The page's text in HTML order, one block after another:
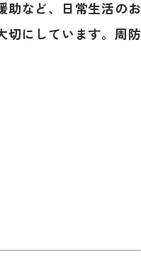
助など、日常生活のお
切にしています。周防